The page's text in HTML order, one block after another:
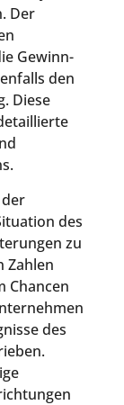
Der
Gewinn-
den
Diese
des
zu
Zahlen
Chancen
des